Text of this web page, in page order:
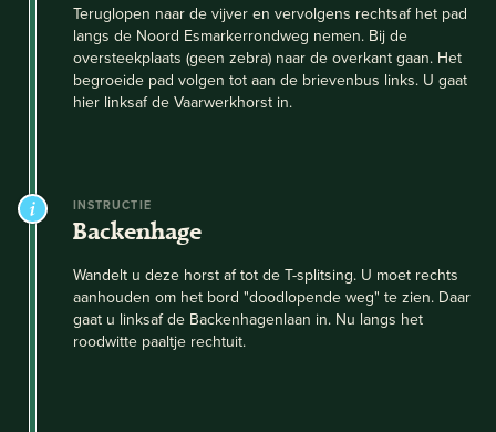
Teruglopen naar de vijver en vervolgens rechtsaf het pad
langs de Noord Esmarkerrondweg nemen. Bij de
oversteekplaats (geen zebra) naar de overkant gaan. Het
begroeide pad volgen tot aan de brievenbus links. U gaat
hier linksaf de Vaarwerkhorst in.
INSTRUCTIE
Backenhage
Wandelt u deze horst af tot de T-splitsing. U moet rechts
aanhouden om het bord "doodlopende weg" te zien. Daar
gaat u linksaf de Backenhagenlaan in. Nu langs het
roodwitte paaltje rechtuit.